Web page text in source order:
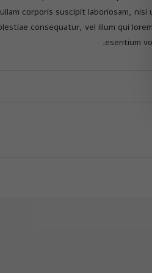
ullam corporis suscipit laboriosam,
consequatur, vel illum qui
esentium